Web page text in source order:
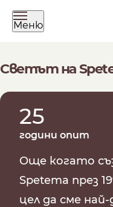
Меню
Какво
Намери
начин на
Светът на
25
години опит
Още когато
Spetema през
цел да сме